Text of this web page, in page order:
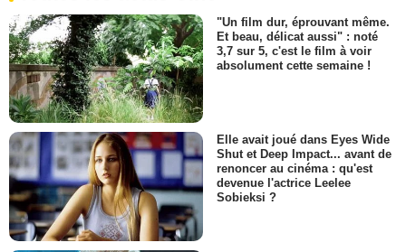
"Un film dur, éprouvant même.
Et beau, délicat aussi" : noté
3,7 sur 5, c'est le film à voir
absolument cette semaine !
Elle avait joué dans Eyes Wide
Shut et Deep Impact... avant de
renoncer au cinéma : qu'est
devenue l'actrice Leelee
Sobieksi ?